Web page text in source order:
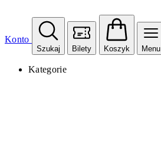
Konto
Szukaj Bilety Koszyk Menu
Kategorie